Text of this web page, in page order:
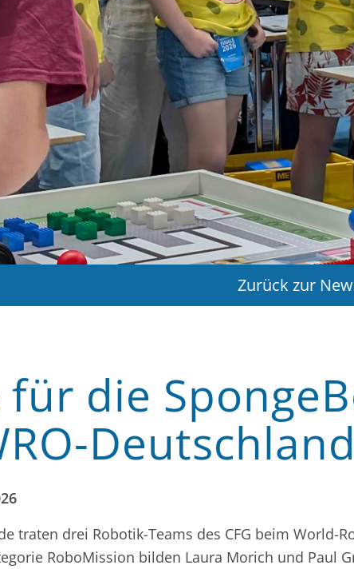
Zurück zur
für die
traten drei Robotik-Teams des CFG beim World-
RoboMission bilden Laura Morich und Paul